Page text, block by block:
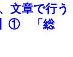
文章で行う
】① 「総